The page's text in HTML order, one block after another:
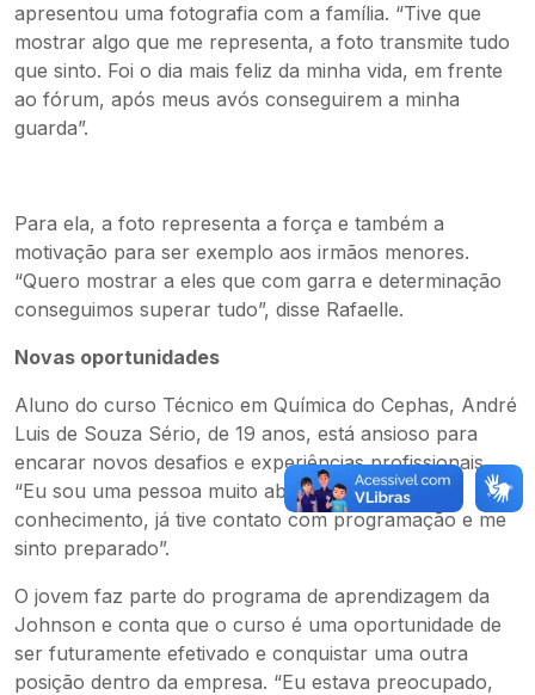
apresentou uma fotografia com a família. “Tive que
mostrar algo que me representa, a foto transmite tudo
que sinto. Foi o dia mais feliz da minha vida, em frente
ao fórum, após meus avós conseguirem a minha
guarda”.
Para ela, a foto representa a força e também a
motivação para ser exemplo aos irmãos menores.
“Quero mostrar a eles que com garra e determinação
conseguimos superar tudo”, disse Rafaelle.
Novas oportunidades
Aluno do curso Técnico em Química do Cephas, André
Luis de Souza Sério, de 19 anos, está ansioso para
encarar novos desafios e experiências profissionais.
“Eu sou uma pessoa muito aberta para o
conhecimento, já tive contato com programação e me
sinto preparado”.
O jovem faz parte do programa de aprendizagem da
Johnson e conta que o curso é uma oportunidade de
ser futuramente efetivado e conquistar uma outra
posição dentro da empresa. “Eu estava preocupado,